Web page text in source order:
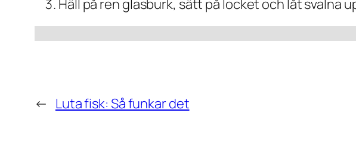
Häll på ren glasburk, sätt på locket och låt svalna
← Luta fisk: Så funkar det